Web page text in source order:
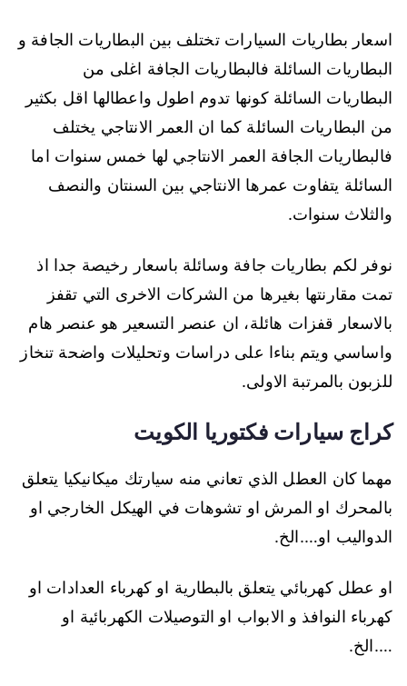
اسعار بطاريات السيارات تختلف بين البطاريات الجافة و
البطاريات السائلة فالبطاريات الجافة اغلى من
البطاريات السائلة كونها تدوم اطول واعطالها اقل بكثير
من البطاريات السائلة كما ان العمر الانتاجي يختلف
فالبطاريات الجافة العمر الانتاجي لها خمس سنوات اما
السائلة يتفاوت عمرها الانتاجي بين السنتان والنصف
والثلاث سنوات.
نوفر لكم بطاريات جافة وسائلة باسعار رخيصة جدا اذ
تمت مقارنتها بغيرها من الشركات الاخرى التي تقفز
بالاسعار قفزات هائلة، ان عنصر التسعير هو عنصر هام
واساسي ويتم بناءا على دراسات وتحليلات واضحة تنخاز
للزبون بالمرتبة الاولى.
كراج سيارات فكتوريا الكويت
مهما كان العطل الذي تعاني منه سيارتك ميكانيكيا يتعلق
بالمحرك او المرش او تشوهات في الهيكل الخارجي او
الدواليب او….الخ.
او عطل كهربائي يتعلق بالبطارية او كهرباء العدادات او
كهرباء النوافذ و الابواب او التوصيلات الكهربائية او
….الخ.